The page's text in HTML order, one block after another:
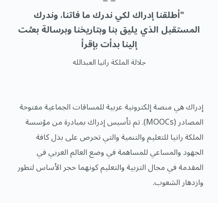
"أطلقنا إدراك لكي ندرك ما فاتنا، وندرك
المستقبل الذي يليق بنا وبتاريخنا وبرسالة بعثت
إلينا بدأت بإقرأ
جلالة الملكة رانيا العبدالله
إدراك هي منصة إلكترونية عربية للمساقات الجماعية مفتوحة
المصادر (MOOCs). تم تأسيس إدراك بمبادرة من مؤسسة
الملكة رانيا للتعليم والتنمية والتي تحرص على بذل كافة
الجهود والمساعي للمساهمة في وضع العالم العربي في
المقدمة في مجال التربية والتعليم كونهما حجر الأساس لتطور
وازدهار الشعوب.